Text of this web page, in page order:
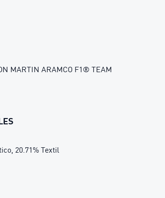
MARTIN ARAMCO F1® TEAM
20.71% Textil